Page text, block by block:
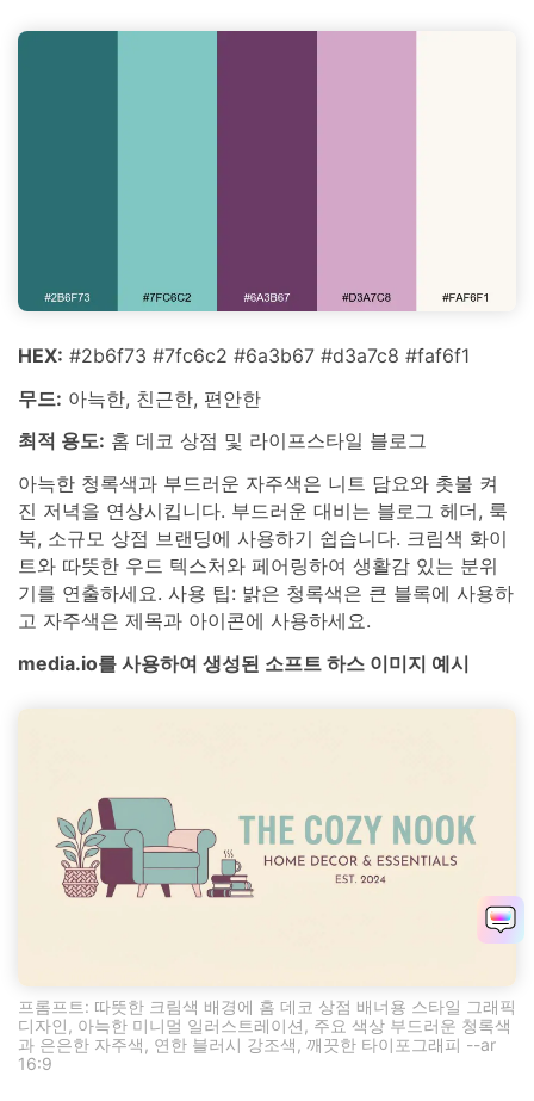
HEX: #2b6f73 #7fc6c2 #6a3b67 #d3a7c8 #faf6f1
무드: 아늑한, 친근한, 편안한
최적 용도: 홈 데코 상점 및 라이프스타일 블로그
아늑한 청록색과 부드러운 자주색은 니트 담요와 촛불 켜
진 저녁을 연상시킵니다. 부드러운 대비는 블로그 헤더, 룩
북, 소규모 상점 브랜딩에 사용하기 쉽습니다. 크림색 화이
트와 따뜻한 우드 텍스처와 페어링하여 생활감 있는 분위
기를 연출하세요. 사용 팁: 밝은 청록색은 큰 블록에 사용하
고 자주색은 제목과 아이콘에 사용하세요.
media.io를 사용하여 생성된 소프트 하스 이미지 예시
프롬프트: 따뜻한 크림색 배경에 홈 데코 상점 배너용 스타일 그래픽
디자인, 아늑한 미니멀 일러스트레이션, 주요 색상 부드러운 청록색
과 은은한 자주색, 연한 블러시 강조색, 깨끗한 타이포그래피 --ar
16:9